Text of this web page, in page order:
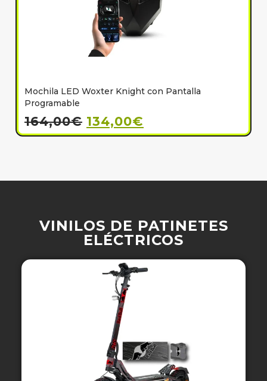
Mochila LED Woxter Knight con Pantalla
Programable
164,00€ 134,00€
VINILOS DE PATINETES
ELÉCTRICOS